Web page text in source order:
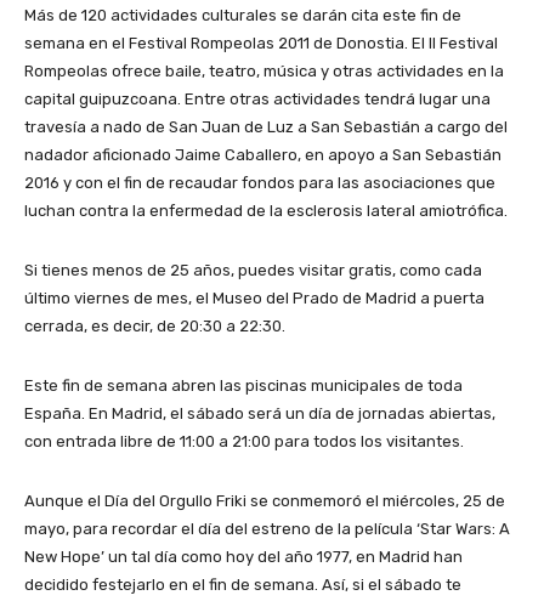
Más de 120 actividades culturales se darán cita este fin de
semana en el Festival Rompeolas 2011 de Donostia. El II Festival
Rompeolas ofrece baile, teatro, música y otras actividades en la
capital guipuzcoana. Entre otras actividades tendrá lugar una
travesía a nado de San Juan de Luz a San Sebastián a cargo del
nadador aficionado Jaime Caballero, en apoyo a San Sebastián
2016 y con el fin de recaudar fondos para las asociaciones que
luchan contra la enfermedad de la esclerosis lateral amiotrófica.
Si tienes menos de 25 años, puedes visitar gratis, como cada
último viernes de mes, el Museo del Prado de Madrid a puerta
cerrada, es decir, de 20:30 a 22:30.
Este fin de semana abren las piscinas municipales de toda
España. En Madrid, el sábado será un día de jornadas abiertas,
con entrada libre de 11:00 a 21:00 para todos los visitantes.
Aunque el Día del Orgullo Friki se conmemoró el miércoles, 25 de
mayo, para recordar el día del estreno de la película ‘Star Wars: A
New Hope’ un tal día como hoy del año 1977, en Madrid han
decidido festejarlo en el fin de semana. Así, si el sábado te